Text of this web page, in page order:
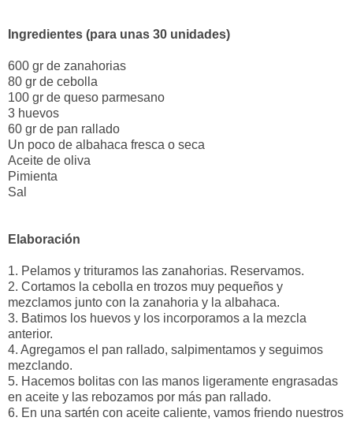
Ingredientes (para unas 30 unidades)
600 gr de zanahorias
80 gr de cebolla
100 gr de queso parmesano
3 huevos
60 gr de pan rallado
Un poco de albahaca fresca o seca
Aceite de oliva
Pimienta
Sal
Elaboración
1. Pelamos y trituramos las zanahorias. Reservamos.
2. Cortamos la cebolla en trozos muy pequeños y
mezclamos junto con la zanahoria y la albahaca.
3. Batimos los huevos y los incorporamos a la mezcla
anterior.
4. Agregamos el pan rallado, salpimentamos y seguimos
mezclando.
5. Hacemos bolitas con las manos ligeramente engrasadas
en aceite y las rebozamos por más pan rallado.
6. En una sartén con aceite caliente, vamos friendo nuestros